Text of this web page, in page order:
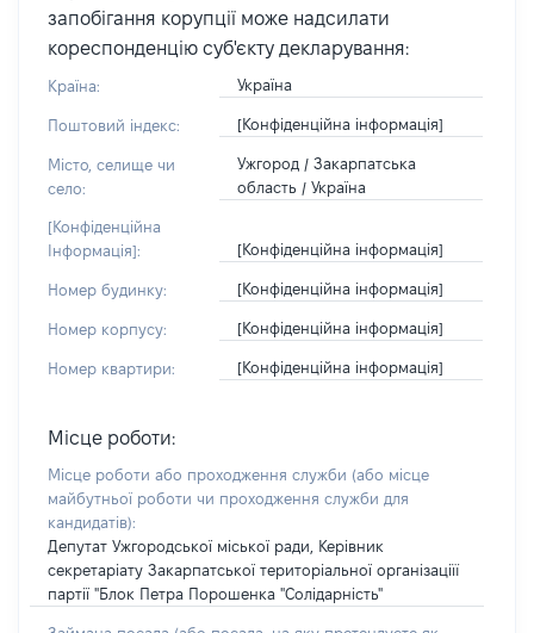
запобігання корупції може надсилати
кореспонденцію суб'єкту декларування:
Країна: Україна
Поштовий індекс: [Конфіденційна інформація]
Місто, селище чи
село:
Ужгород / Закарпатська
область / Україна
[Конфіденційна
Інформація]:
[Конфіденційна інформація]
Номер будинку: [Конфіденційна інформація]
Номер корпусу: [Конфіденційна інформація]
Номер квартири: [Конфіденційна інформація]
Місце роботи:
Місце роботи або проходження служби (або місце
майбутньої роботи чи проходження служби для
кандидатів):
Депутат Ужгородської міської ради, Керівник
секретаріату Закарпатської територіальної організаціїї
партії "Блок Петра Порошенка "Солідарність"